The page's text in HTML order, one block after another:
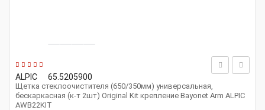
ALPIC 65.5205900
Щетка стеклоочистителя (650/350мм) универсальная,
бескаркасная (к-т 2шт) Original Kit крепление Bayonet Arm ALPIC
AWB22KIT